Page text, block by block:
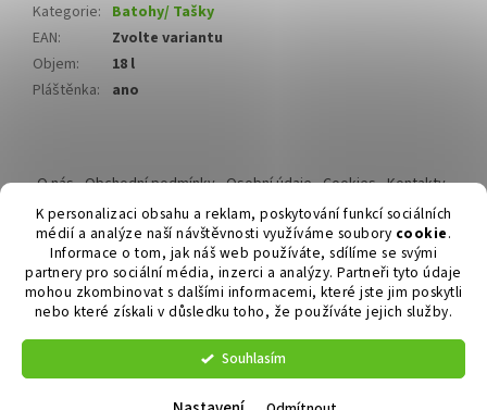
K personalizaci obsahu a reklam, poskytování funkcí sociálních
médií a analýze naší návštěvnosti využíváme soubory cookie.
Informace o tom, jak náš web používáte, sdílíme se svými
partnery pro sociální média, inzerci a analýzy. Partneři tyto údaje
mohou zkombinovat s dalšími informacemi, které jste jim poskytli
nebo které získali v důsledku toho, že používáte jejich služby.
Souhlasím
Kategorie: Batohy/ Tašky
EAN:
Zvolte variantu
Objem:
18 l
Pláštěnka: ano
á
p
O nás Obchodní podmínky Osobní údaje Cookies Kontakty
Reklamační řád
Vytvořil Shoptet
Copyright 2026Duvlan.cz. Všechna práva vyhrazena.Upravit
nastavení cookies